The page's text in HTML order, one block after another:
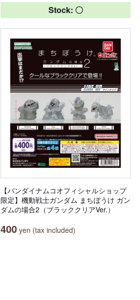
Stock: 〇
【バンダイナムコオフィシャルショップ
限定】機動戦士ガンダム まちぼうけ ガン
ダムの場合2（ブラッククリアVer.）
400 yen (tax included)